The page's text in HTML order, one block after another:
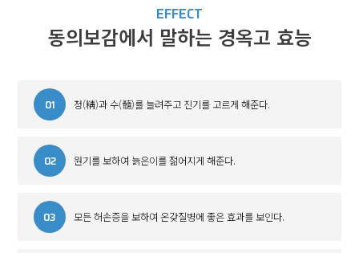
EFFECT
동의보감에서 말하는 경옥고 효능
01 정(精)과 수(髓)를 늘려주고 진기를 고르게 해준다.
02 원기를 보하여 늙은이를 젊어지게 해준다.
03 모든 허손증을 보하여 온갖질병에 좋은 효과를 보인다.